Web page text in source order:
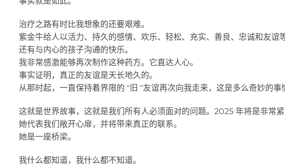
治疗之路有时比我想象的还要艰难。
紫金牛给人以活力、持久的感情、欢乐、轻松、充实、善良、忠诚和友谊等
还有与内心的孩子沟通的快乐。
我非常感激能够再次制作这种药方。它直达人心。
事实证明，真正的友谊是天长地久的。
从那时起，一直保持着界限的 "旧 "友谊再次向我走来，这是多么奇妙的事
这就是世界故事，这就是我们所有人必须面对的问题。2025 年将是非常
她代表我们敞开心扉，并将带来真正的联系。
她是一座桥梁。
我什么都知道，我什么都不知道。